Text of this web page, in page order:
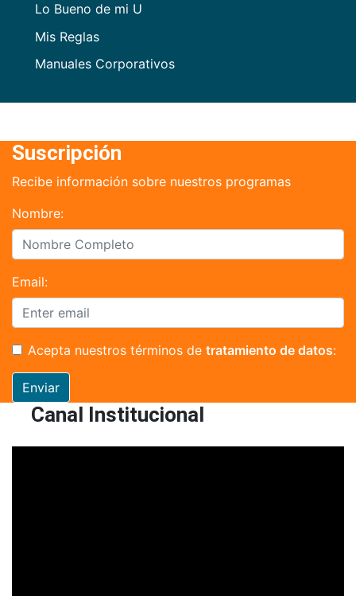
Lo Bueno de mi U
Mis Reglas
Manuales Corporativos
Suscripción
Recibe información sobre nuestros programas
Nombre:
Email:
Acepta nuestros términos de tratamiento de datos:
Enviar
Canal Institucional